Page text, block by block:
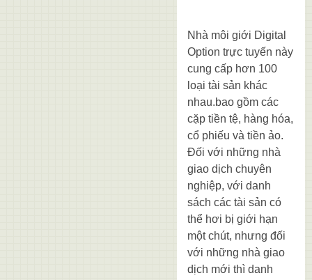
Nhà môi giới Digital
Option trực tuyến này
cung cấp hơn 100
loại tài sản khác
nhau.bao gồm các
cặp tiền tệ, hàng hóa,
cổ phiếu và tiền ảo.
Đối với những nhà
giao dịch chuyên
nghiệp, với danh
sách các tài sản có
thể hơi bị giới hạn
một chút, nhưng đối
với những nhà giao
dịch mới thì danh